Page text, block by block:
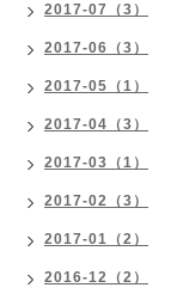
2017-07（3）
2017-06（3）
2017-05（1）
2017-04（3）
2017-03（1）
2017-02（3）
2017-01（2）
2016-12（2）